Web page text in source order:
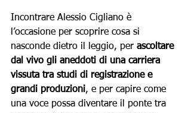
Incontrare Alessio Cigliano è
l’occasione per scoprire cosa si
nasconde dietro il leggio, per ascoltare
dal vivo gli aneddoti di una carriera
vissuta tra studi di registrazione e
grandi produzioni, e per capire come
una voce possa diventare il ponte tra